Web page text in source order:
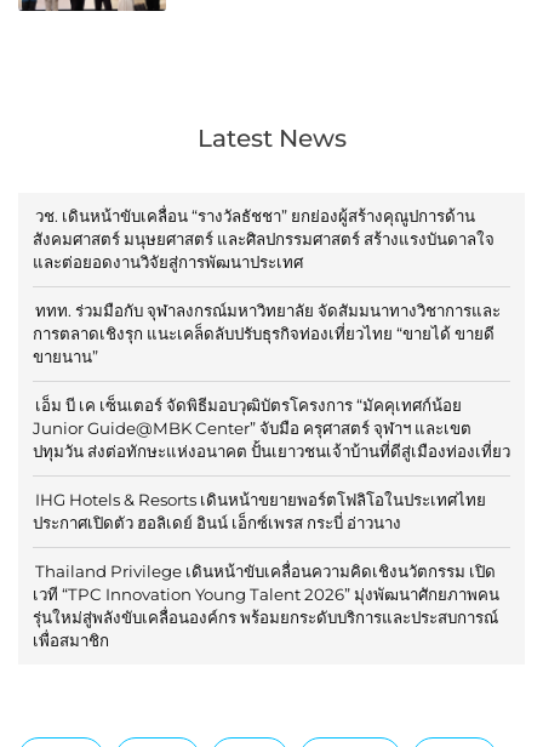
Latest News
วช. เดินหน้าขับเคลื่อน “รางวัลธัชชา” ยกย่องผู้สร้างคุณูปการด้าน
สังคมศาสตร์ มนุษยศาสตร์ และศิลปกรรมศาสตร์ สร้างแรงบันดาลใจ
และต่อยอดงานวิจัยสู่การพัฒนาประเทศ
ททท. ร่วมมือกับ จุฬาลงกรณ์มหาวิทยาลัย จัดสัมมนาทางวิชาการและ
การตลาดเชิงรุก แนะเคล็ดลับปรับธุรกิจท่องเที่ยวไทย “ขายได้ ขายดี
ขายนาน”
เอ็ม บี เค เซ็นเตอร์ จัดพิธีมอบวุฒิบัตรโครงการ “มัคคุเทศก์น้อย
Junior Guide@MBK Center” จับมือ ครุศาสตร์ จุฬาฯ และเขต
ปทุมวัน ส่งต่อทักษะแห่งอนาคต ปั้นเยาวชนเจ้าบ้านที่ดีสู่เมืองท่องเที่ยว
IHG Hotels & Resorts เดินหน้าขยายพอร์ตโฟลิโอในประเทศไทย
ประกาศเปิดตัว ฮอลิเดย์ อินน์ เอ็กซ์เพรส กระบี่ อ่าวนาง
Thailand Privilege เดินหน้าขับเคลื่อนความคิดเชิงนวัตกรรม เปิด
เวที “TPC Innovation Young Talent 2026” มุ่งพัฒนาศักยภาพคน
รุ่นใหม่สู่พลังขับเคลื่อนองค์กร พร้อมยกระดับบริการและประสบการณ์
เพื่อสมาชิก